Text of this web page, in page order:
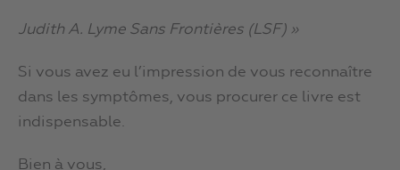
Judith A. Lyme Sans Frontières (LSF) »
Si vous avez eu l’impression de vous reconnaître
dans les symptômes, vous procurer ce livre est
indispensable.
Bien à vous,